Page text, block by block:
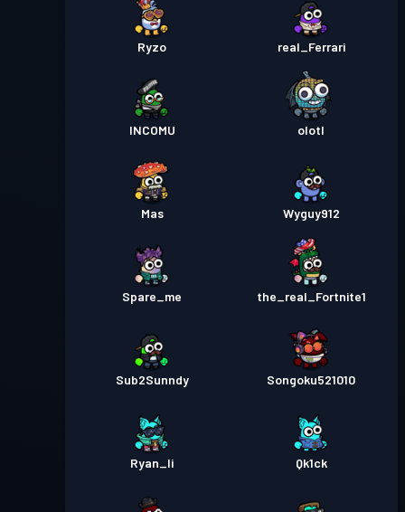
Ryzo real_Ferrari
INCOMU olotl
Mas Wyguy912
Spare_me the_real_Fortnite1
Sub2Sunndy Songoku521010
Ryan_li Qk1ck